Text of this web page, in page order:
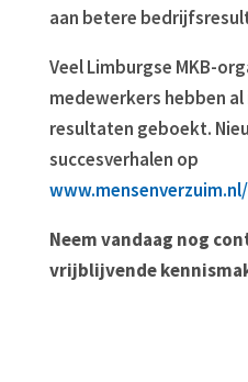
aan betere
Veel Limburgse MKB-
medewerkers hebben
resultaten geboekt.
succesverhalen op
Neem vandaag nog
vrijblijvende